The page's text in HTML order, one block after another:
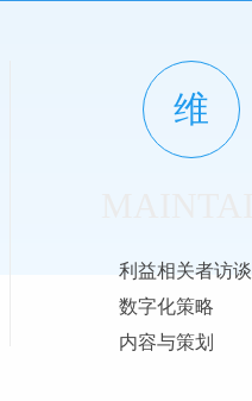
维
利益相关者访谈
数字化策略
内容与策划